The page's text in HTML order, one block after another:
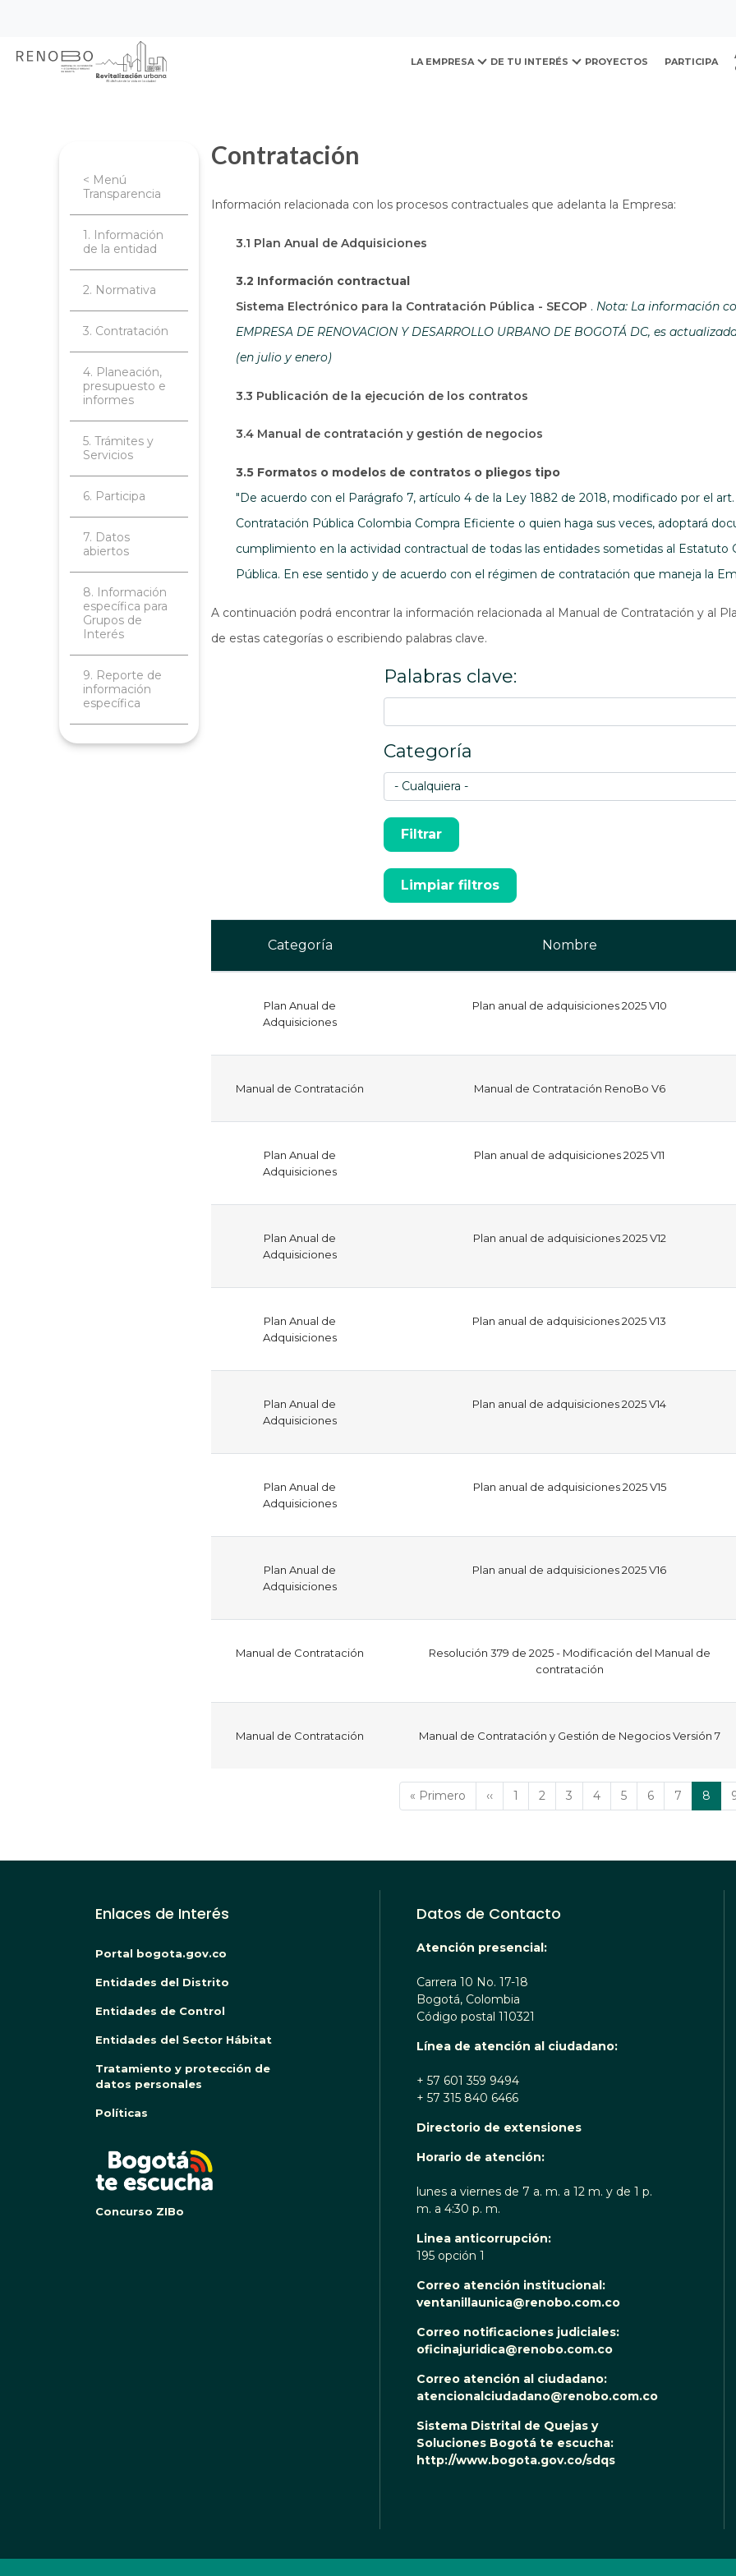
contenido
Sitio Web Empresa de Renovación y Desarrollo
LA EMPRESA DE TU INTERÉS PROYECTOS PARTICIPA
< Menú
Transparencia
1. Información
de la entidad
2. Normativa
3. Contratación
4. Planeación,
presupuesto e
informes
5. Trámites y
Servicios
6. Participa
7. Datos
abiertos
8. Información
específica para
Grupos de
Interés
9. Reporte de
información
específica
Contratación
Información relacionada con los procesos contractuales que adelanta la Empresa:
3.1 Plan Anual de Adquisiciones
3.2 Información contractual
Sistema Electrónico para la Contratación Pública - SECOP Abre en una nueva
. Nota: La información
EMPRESA DE RENOVACION Y DESARROLLO URBANO DE BOGOTÁ DC, es
(en julio y enero)
3.3 Publicación de la ejecución de los contratos
3.4 Manual de contratación y gestión de negocios
3.5 Formatos o modelos de contratos o pliegos tipo
"De acuerdo con el Parágrafo 7, artículo 4 de la Ley 1882 de 2018, modificado por el
Contratación Pública Colombia Compra Eficiente o quien haga sus veces, adoptará
cumplimiento en la actividad contractual de todas las entidades sometidas al Estatuto
Pública. En ese sentido y de acuerdo con el régimen de contratación que maneja la
A continuación podrá encontrar la información relacionada al Manual de Contratación y al
de estas categorías o escribiendo palabras clave.
Palabras clave:
Categoría
Categoría Nombre
Plan Anual de
Adquisiciones
Plan anual de adquisiciones 2025 V10
Manual de Contratación Manual de Contratación RenoBo V6
Plan Anual de
Adquisiciones
Plan anual de adquisiciones 2025 V11
Plan Anual de
Adquisiciones
Plan anual de adquisiciones 2025 V12
Plan Anual de
Adquisiciones
Plan anual de adquisiciones 2025 V13
Plan Anual de
Adquisiciones
Plan anual de adquisiciones 2025 V14
Plan Anual de
Adquisiciones
Plan anual de adquisiciones 2025 V15
Plan Anual de
Adquisiciones
Plan anual de adquisiciones 2025 V16
Manual de Contratación
Resolución 379 de 2025 - Modificación del Manual de
contratación
Manual de Contratación Manual de Contratación y Gestión de Negocios Versión 7
Primera
página
« Primero
Página
anterior
‹‹ Página
1 Página
2 Página
3 Página
4 Página
5 Página
6 Página
7
actual
8
Enlaces de Interés
Portal bogota.gov.co
Entidades del Distrito
Entidades de Control
Entidades del Sector Hábitat
Tratamiento y protección de
datos personales
Políticas
Concurso ZIBo
Datos de Contacto
Atención presencial:
Carrera 10 No. 17-18
Bogotá, Colombia
Código postal 110321
Línea de atención al ciudadano:
+ 57 601 359 9494
+ 57 315 840 6466
Directorio de extensiones
Horario de atención:
lunes a viernes de 7 a. m. a 12 m. y de 1 p.
m. a 4:30 p. m.
Linea anticorrupción:
195 opción 1
Correo atención institucional:
ventanillaunica@renobo.com.co
Correo notificaciones judiciales:
oficinajuridica@renobo.com.co
Correo atención al ciudadano:
atencionalciudadano@renobo.com.co
Sistema Distrital de Quejas y
Soluciones Bogotá te escucha:
http://www.bogota.gov.co/sdqs